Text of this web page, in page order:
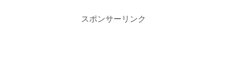
スポンサーリンク